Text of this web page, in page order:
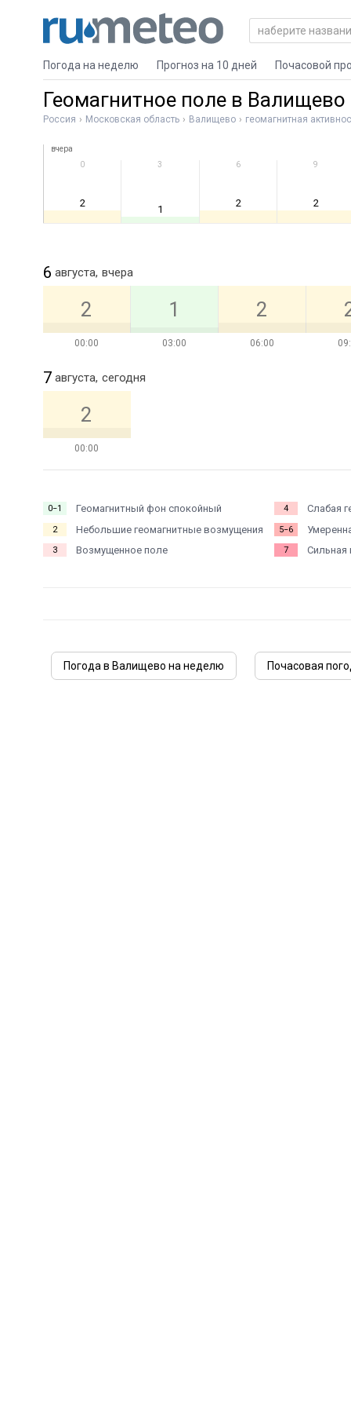
Погода на неделю Прогноз на 10 дней Почасовой
Геомагнитное поле в Валищево
Россия Московская область Валищево геомагнитная
вчера
0
2
3
1
6
2
9
2
6 августа, вчера
00:00
2
03:00
1
06:00
2
7 августа, сегодня
00:00
2
0−1 Геомагнитный фон спокойный
2 Небольшие геомагнитные возмущения
3 Возмущенное поле
4 Слабая
5−6
7 Сильная
Погода в Валищево на неделю Почасовая